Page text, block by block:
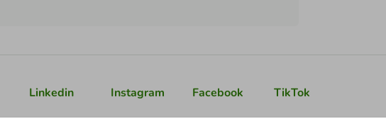
Linkedin Instagram Facebook TikTok